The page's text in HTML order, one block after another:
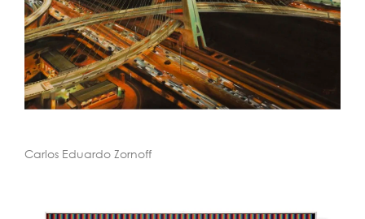
Carlos Eduardo Zornoff